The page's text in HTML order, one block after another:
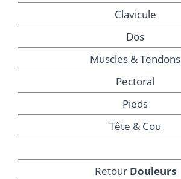
Clavicule
Dos
Muscles & Tendons
Pectoral
Pieds
Tête & Cou
Retour Douleurs